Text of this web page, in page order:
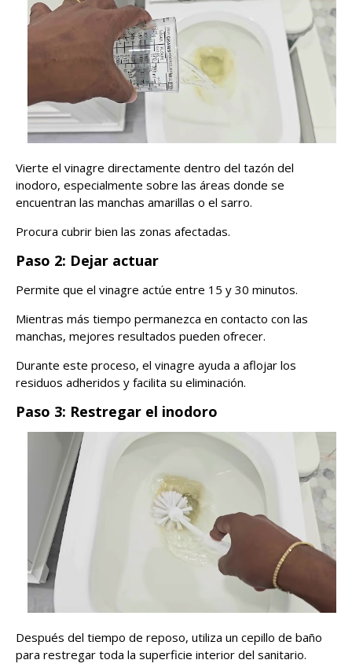
Vierte el vinagre directamente dentro del tazón del
inodoro, especialmente sobre las áreas donde se
encuentran las manchas amarillas o el sarro.
Procura cubrir bien las zonas afectadas.
Paso 2: Dejar actuar
Permite que el vinagre actúe entre 15 y 30 minutos.
Mientras más tiempo permanezca en contacto con las
manchas, mejores resultados pueden ofrecer.
Durante este proceso, el vinagre ayuda a aflojar los
residuos adheridos y facilita su eliminación.
Paso 3: Restregar el inodoro
Después del tiempo de reposo, utiliza un cepillo de baño
para restregar toda la superficie interior del sanitario.